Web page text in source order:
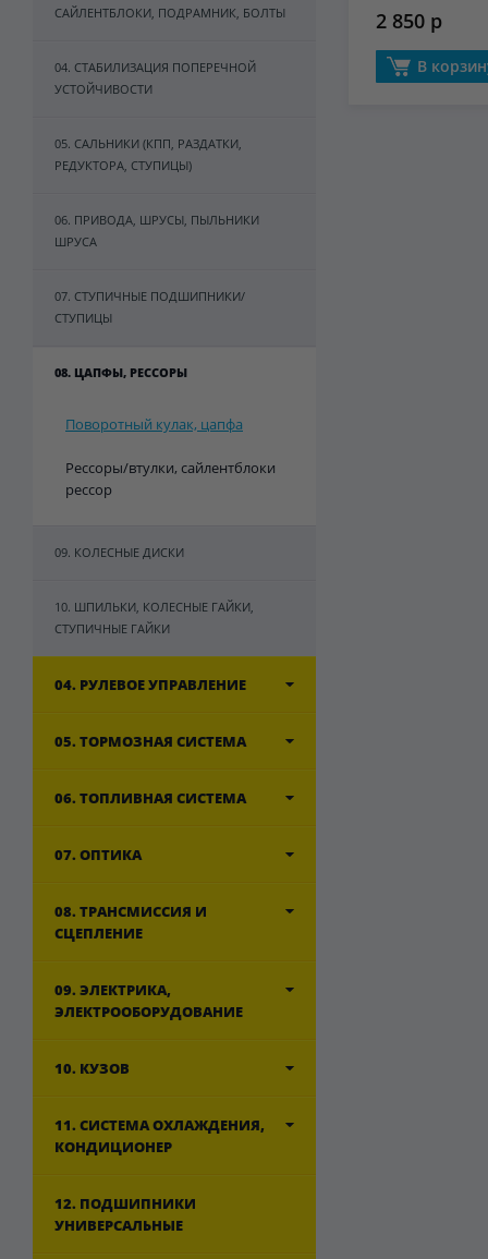
САЙЛЕНТБЛОКИ, ПОДРАМНИК, БОЛТЫ
04. СТАБИЛИЗАЦИЯ ПОПЕРЕЧНОЙ
УСТОЙЧИВОСТИ
05. САЛЬНИКИ (КПП, РАЗДАТКИ,
РЕДУКТОРА, СТУПИЦЫ)
06. ПРИВОДА, ШРУСЫ, ПЫЛЬНИКИ
ШРУСА
07. СТУПИЧНЫЕ ПОДШИПНИКИ/
СТУПИЦЫ
08. ЦАПФЫ, РЕССОРЫ
Поворотный кулак, цапфа
Рессоры/втулки, сайлентблоки
рессор
09. КОЛЕСНЫЕ ДИСКИ
10. ШПИЛЬКИ, КОЛЕСНЫЕ ГАЙКИ,
СТУПИЧНЫЕ ГАЙКИ
04. РУЛЕВОЕ УПРАВЛЕНИЕ
05. ТОРМОЗНАЯ СИСТЕМА
06. ТОПЛИВНАЯ СИСТЕМА
07. ОПТИКА
08. ТРАНСМИССИЯ И
СЦЕПЛЕНИЕ
09. ЭЛЕКТРИКА,
ЭЛЕКТРООБОРУДОВАНИЕ
10. КУЗОВ
11. СИСТЕМА ОХЛАЖДЕНИЯ,
КОНДИЦИОНЕР
12. ПОДШИПНИКИ
УНИВЕРСАЛЬНЫЕ
2 850 р
В